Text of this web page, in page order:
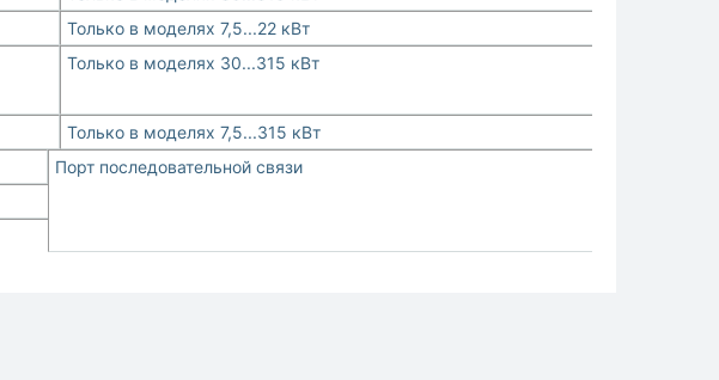
Только в моделях 7,5...22 кВт
Только в моделях 30...315 кВт
Только в моделях 7,5...315 кВт
Порт последовательной связи